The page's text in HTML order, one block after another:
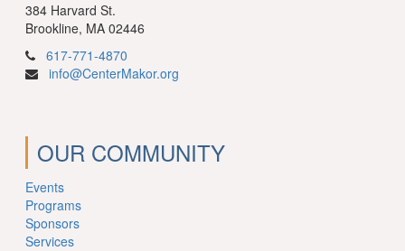
384 Harvard St.
Brookline, MA 02446
617-771-4870
info@CenterMakor.org
OUR COMMUNITY
Events
Programs
Sponsors
Services